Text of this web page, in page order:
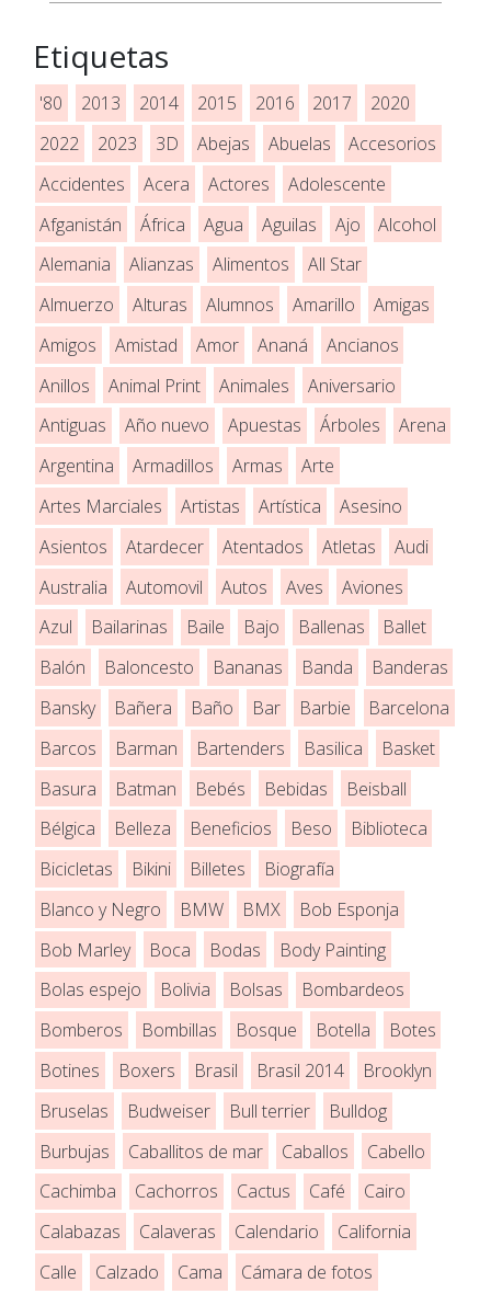
Etiquetas
'80 2013 2014 2015 2016 2017
2020
2022
2023 3D Abejas Abuelas
Accesorios
Accidentes
Acera Actores
Adolescente
Afganistán
África Agua Aguilas Ajo
Alcohol
Alemania
Alianzas Alimentos
All Star
Almuerzo
Alturas Alumnos Amarillo
Amigas
Amigos
Amistad Amor Ananá
Ancianos
Anillos
Animal Print Animales
Aniversario
Antiguas
Año nuevo Apuestas Árboles
Arena
Argentina
Armadillos Armas
Arte
Artes Marciales
Artistas Artística
Asesino
Asientos
Atardecer Atentados Atletas
Audi
Australia
Automovil Autos Aves
Aviones
Azul
Bailarinas Baile Bajo Ballenas
Ballet
Balón
Baloncesto Bananas Banda
Banderas
Bansky
Bañera Baño Bar Barbie
Barcelona
Barcos
Barman Bartenders Basilica
Basket
Basura
Batman Bebés Bebidas
Beisball
Bélgica
Belleza Beneficios Beso
Biblioteca
Bicicletas
Bikini Billetes
Biografía
Blanco y Negro
BMW BMX
Bob Esponja
Bob Marley
Boca Bodas
Body Painting
Bolas espejo
Bolivia Bolsas
Bombardeos
Bomberos
Bombillas Bosque Botella
Botes
Botines
Boxers Brasil Brasil 2014
Brooklyn
Bruselas
Budweiser Bull terrier
Bulldog
Burbujas
Caballitos de mar Caballos
Cabello
Cachimba
Cachorros Cactus Café
Cairo
Calabazas
Calaveras Calendario
California
Calle
Calzado Cama Cámara de fotos